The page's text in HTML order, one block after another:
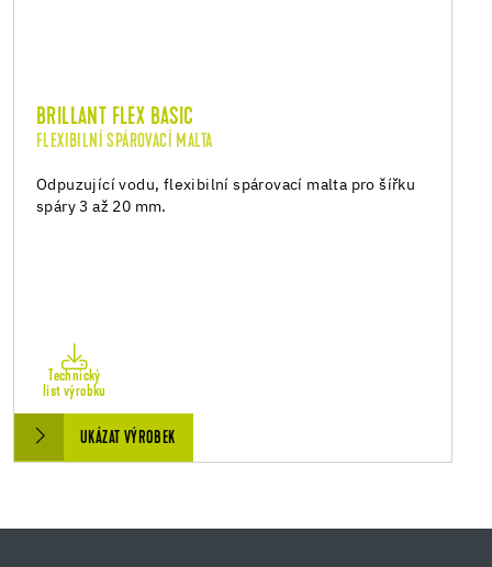
BRILLANT FLEX BASIC
FLEXIBILNÍ SPÁROVACÍ MALTA
Odpuzující vodu, flexibilní spárovací malta pro šířku
spáry 3 až 20 mm.
Technický
list výrobku
UKÁZAT VÝROBEK